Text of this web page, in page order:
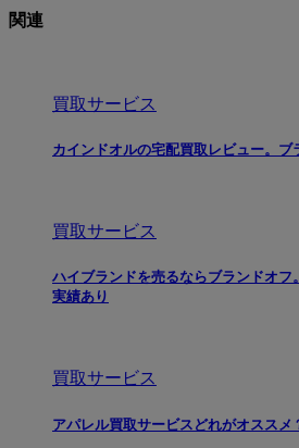
関連
買取サービス
カインドオルの宅配買取レビュー。ブ
買取サービス
ハイブランドを売るならブランドオフ
実績あり
買取サービス
アパレル買取サービスどれがオススメ